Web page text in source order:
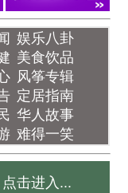
娱乐八卦
美食饮品
风筝专辑
定居指南
华人故事
难得一笑
击进入...